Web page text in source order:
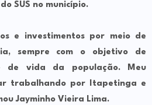
SUS no município.
e investimentos por meio de
sempre com o objetivo de
de vida da população. Meu
trabalhando por Itapetinga e
Jayminho Vieira Lima.